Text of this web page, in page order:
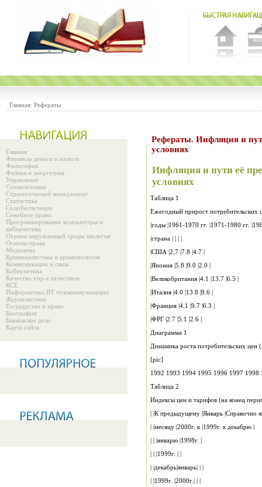
Главная: Рефераты
Главная
Финансы деньги и налоги
Философия
Физика и энергетика
Управление
Схемотехника
Стратегический менеджмент
Статистика
Соцобеспечение
Семейное право
Программирование компьютеры и
кибернетика
Охрана окружающей среды экология
Основы права
Медицина
Криминалистика и криминология
Коммуникации и связь
Кибернетика
Качество упр-е качеством
КСЕ
Информатика ВТ телекоммуникации
Журналистика
Государство и право
Биографии
Банковское дело
Карта сайта
Рефераты. Инфляция и
условиях
Инфляция и пути её
условиях
Таблица 1
Ежегодный прирост
|страна | | | |
|США |2,7 |7.8 |4.7 |
|Япония |5.8 |9.0 |2.0 |
|Великобритания |4.1 |13.7 |6.5 |
|Италия |4.0 |13 8 |9.6 |
|Франция |4.1 |9.7 |6.3 |
|ФРГ |2.7 |5.1 |2.6 |
Диаграмма 1
Динамика роста потребительских цен
[pic]
Таблица 2
Индексы цен и тарифов (на конец
| |месяцу |2000г. к |1999г. к декабрю |
| | |январю |1998г. |
| | |1999г. | |
| |декабрь|январь| | |
| |1999г. |2000г.| | |